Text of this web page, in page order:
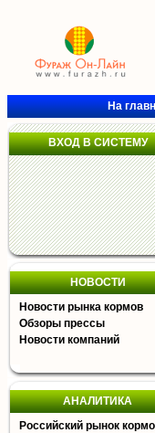
На
ВХОД В СИСТЕМУ
НОВОСТИ
Новости рынка кормов
Обзоры прессы
Новости компаний
АНАЛИТИКА
Российский рынок